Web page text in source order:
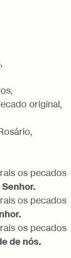
original,
os pecados
os pecados
os pecados
de nós.